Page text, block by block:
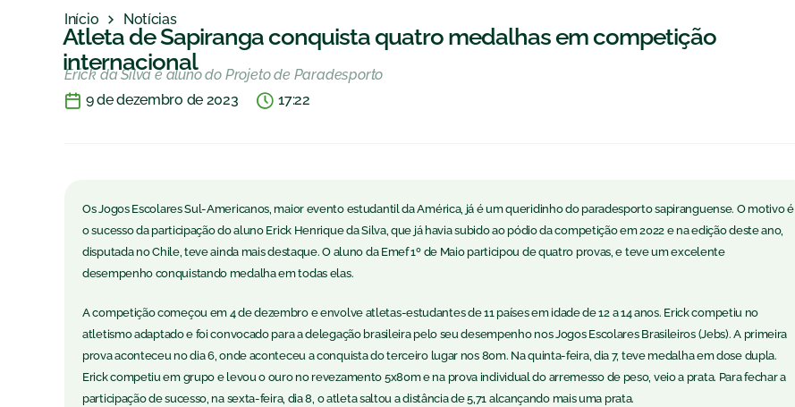
Início Notícias
Atleta de Sapiranga conquista quatro medalhas em competição
internacional
Erick da Silva é aluno do Projeto de Paradesporto
9 de dezembro de 2023
17:22
Os Jogos Escolares Sul-Americanos, maior evento estudantil da América, já é um queridinho do paradesporto sapiranguense. O motivo é
o sucesso da participação do aluno Erick Henrique da Silva, que já havia subido ao pódio da competição em 2022 e na edição deste ano,
disputada no Chile, teve ainda mais destaque. O aluno da Emef 1º de Maio participou de quatro provas, e teve um excelente
desempenho conquistando medalha em todas elas.
A competição começou em 4 de dezembro e envolve atletas-estudantes de 11 países em idade de 12 a 14 anos. Erick competiu no
atletismo adaptado e foi convocado para a delegação brasileira pelo seu desempenho nos Jogos Escolares Brasileiros (Jebs). A primeira
prova aconteceu no dia 6, onde aconteceu a conquista do terceiro lugar nos 80m. Na quinta-feira, dia 7, teve medalha em dose dupla.
Erick competiu em grupo e levou o ouro no revezamento 5x80m e na prova individual do arremesso de peso, veio a prata. Para fechar a
participação de sucesso, na sexta-feira, dia 8, o atleta saltou a distância de 5,71 alcançando mais uma prata.